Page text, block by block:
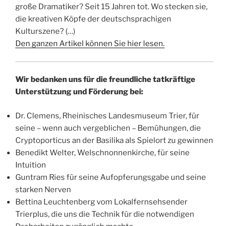
große Dramatiker? Seit 15 Jahren tot. Wo stecken sie,
die kreativen Köpfe der deutschsprachigen
Kulturszene? (…)
Den ganzen Artikel können Sie hier lesen.
Wir bedanken uns für die freundliche tatkräftige
Unterstützung und Förderung bei:
Dr. Clemens, Rheinisches Landesmuseum Trier, für
seine – wenn auch vergeblichen – Bemühungen, die
Cryptoporticus an der Basilika als Spielort zu gewinnen
Benedikt Welter, Welschnonnenkirche, für seine
Intuition
Guntram Ries für seine Aufopferungsgabe und seine
starken Nerven
Bettina Leuchtenberg vom Lokalfernsehsender
Trierplus, die uns die Technik für die notwendigen